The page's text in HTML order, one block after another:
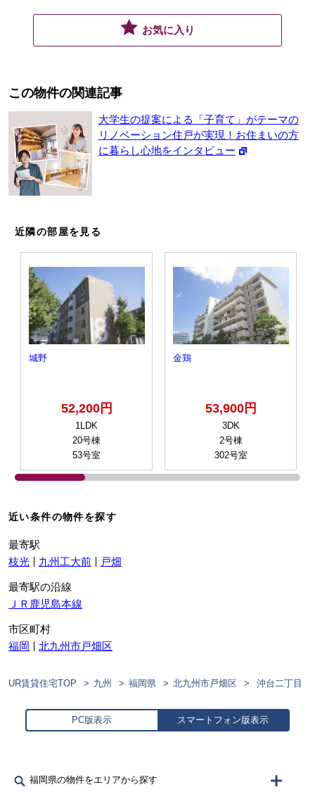
お気に入り
この物件の関連記事
大学生の提案による「子育て」がテーマの
リノベーション住戸が実現！お住まいの方
に暮らし心地をインタビュー
近隣の部屋を見る
城野
52,200円
1LDK
20号棟
53号室
金鶏
53,900円
3DK
2号棟
302号室
近い条件の物件を探す
最寄駅
枝光
九州工大前 戸畑
最寄駅の沿線
ＪＲ鹿児島本線
市区町村
福岡
北九州市戸畑区
UR賃貸住宅TOP 九州 福岡県 北九州市戸畑区 沖台二丁目
PC版表示 スマートフォン版表示
福岡県の物件をエリアから探す